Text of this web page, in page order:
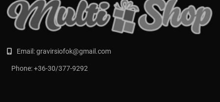
Email:gravirsiofok@gmail.com
Phone:+36-30/377-9292